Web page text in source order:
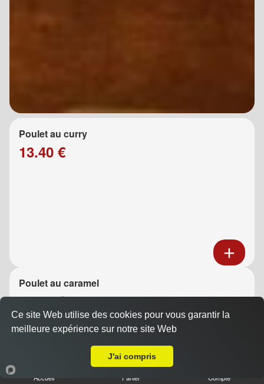
Poulet au curry
13.40 €
Poulet au caramel
13.40 €
Accueil Panier Compte
Ce site Web utilise des cookies pour vous garantir la
meilleure expérience sur notre site Web
J'ai compris